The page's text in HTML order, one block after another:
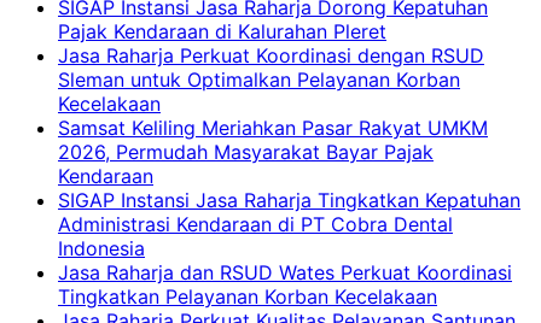
SIGAP Instansi Jasa Raharja Dorong Kepatuhan
Pajak Kendaraan di Kalurahan Pleret
Jasa Raharja Perkuat Koordinasi dengan RSUD
Sleman untuk Optimalkan Pelayanan Korban
Kecelakaan
Samsat Keliling Meriahkan Pasar Rakyat UMKM
2026, Permudah Masyarakat Bayar Pajak
Kendaraan
SIGAP Instansi Jasa Raharja Tingkatkan Kepatuhan
Administrasi Kendaraan di PT Cobra Dental
Indonesia
Jasa Raharja dan RSUD Wates Perkuat Koordinasi
Tingkatkan Pelayanan Korban Kecelakaan